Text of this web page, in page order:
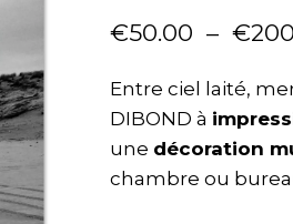
€50.00 – €
Entre ciel laité,
DIBOND à
une décoration
chambre ou